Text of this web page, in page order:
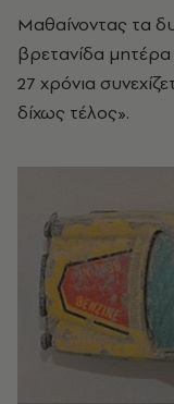
Μαθαίνοντας τα
βρετανίδα μητέρα
27 χρόνια
δίχως τέλος».